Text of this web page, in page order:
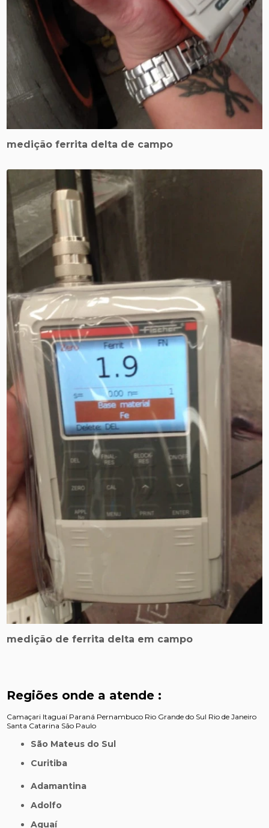
medição ferrita delta de campo
medição de ferrita delta em campo
Regiões onde a atende :
Camaçari Itaguaí Paraná Pernambuco Rio Grande do Sul Rio de Janeiro
Santa Catarina São Paulo
São Mateus do Sul
Curitiba
Adamantina
Adolfo
Aguaí